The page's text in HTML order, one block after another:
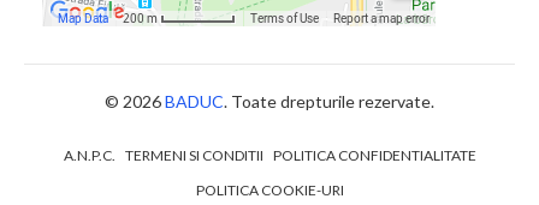
© 2026BADUC. Toate drepturile rezervate.
A.N.P.C. TERMENI SI CONDITII POLITICA CONFIDENTIALITATE
POLITICA COOKIE-URI